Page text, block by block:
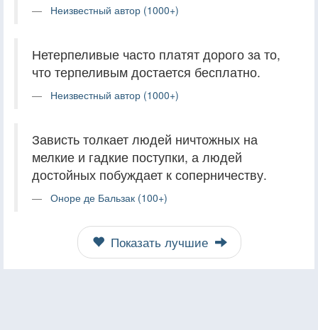
Неизвестный автор (1000+)
Нетерпеливые часто платят дорого за то,
что терпеливым достается бесплатно.
Неизвестный автор (1000+)
Зависть толкает людей ничтожных на
мелкие и гадкие поступки, а людей
достойных побуждает к соперничеству.
Оноре де Бальзак (100+)
Показать лучшие